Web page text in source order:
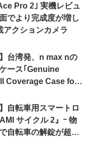
Pro 2｣ 実機レビュ
でより完成度が増し
アクションカメラ
】台湾発、n max nの
ース｢Genuine
Coverage Case for
自転車用スマートロ
サイクル 2』ｰ 物
自転車の解錠が超簡